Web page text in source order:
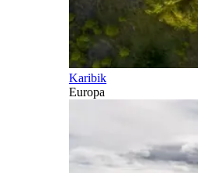
Karibik
Europa